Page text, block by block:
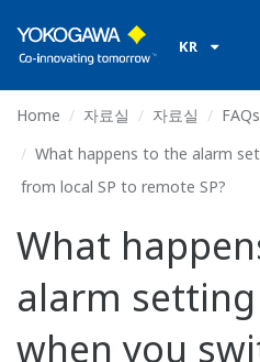
KR
Home 자료실 자료실
FAQs
What happens to the alarm
from local SP to remote SP?
What
alarm
when you